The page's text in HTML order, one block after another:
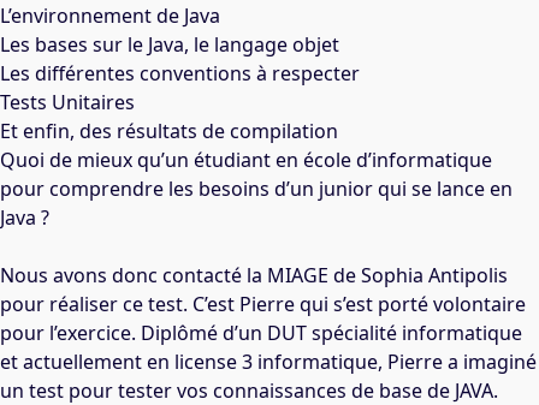
L’environnement de Java
Les bases sur le Java, le langage objet
Les différentes conventions à respecter
Tests Unitaires
Et enfin, des résultats de compilation
Quoi de mieux qu’un étudiant en école d’informatique
pour comprendre les besoins d’un junior qui se lance en
Java ?
Nous avons donc contacté la MIAGE de Sophia Antipolis
pour réaliser ce test. C’est Pierre qui s’est porté volontaire
pour l’exercice. Diplômé d’un DUT spécialité informatique
et actuellement en license 3 informatique, Pierre a imaginé
un test pour tester vos connaissances de base de JAVA.